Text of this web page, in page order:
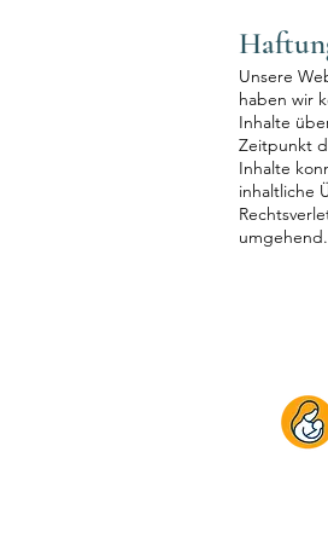
Unsere
haben wir
Inhalte
Zeitpunkt
Inhalte
inhaltliche
umgehend.